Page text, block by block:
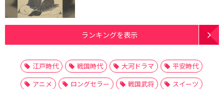
ランキングを表示
江戸時代 戦国時代 大河ドラマ
平安時代
アニメ
ロングセラー 戦国武将
スイーツ